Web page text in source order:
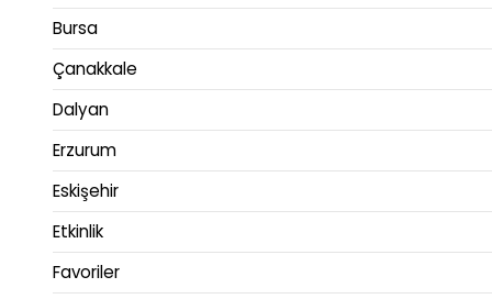
Bursa
Çanakkale
Dalyan
Erzurum
Eskişehir
Etkinlik
Favoriler